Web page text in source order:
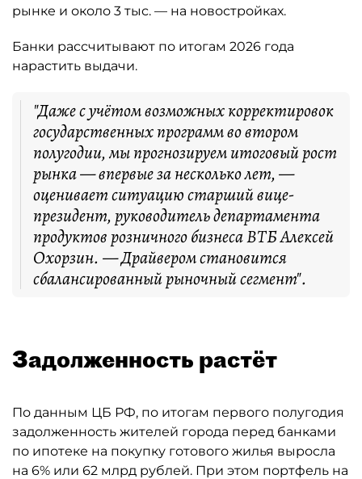
рынке и около 3 тыс. — на новостройках.
Банки рассчитывают по итогам 2026 года
нарастить выдачи.
"Даже с учётом возможных корректировок
государственных программ во втором
полугодии, мы прогнозируем итоговый рост
рынка — впервые за несколько лет, —
оценивает ситуацию старший вице-
президент, руководитель департамента
продуктов розничного бизнеса ВТБ Алексей
Охорзин. — Драйвером становится
сбалансированный рыночный сегмент".
Задолженность растёт
По данным ЦБ РФ, по итогам первого полугодия
задолженность жителей города перед банками
по ипотеке на покупку готового жилья выросла
на 6% или 62 млрд рублей. При этом портфель на